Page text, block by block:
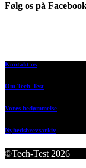
Følg os på
Kontakt os
Om Tech-Test
Vores bedømmelse
Nyhedsbrevsarkiv
©Tech-Test 2026